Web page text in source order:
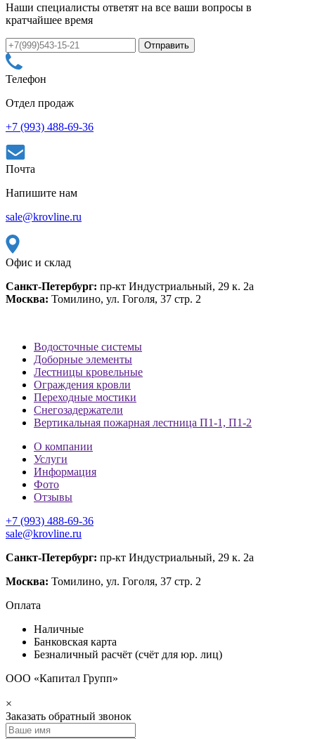
Наши специалисты ответят на все ваши вопросы в
кратчайшее время
Телефон
Отдел продаж
+7 (993) 488-69-36
Почта
Напишите нам
sale@krovline.ru
Офис и склад
Санкт-Петербург: пр-кт Индустриальный, 29 к. 2а
Москва: Томилино, ул. Гоголя, 37 стр. 2
Водосточные системы
Доборные элементы
Лестницы кровельные
Ограждения кровли
Переходные мостики
Снегозадержатели
Вертикальная пожарная лестница П1-1, П1-2
О компании
Услуги
Информация
Фото
Отзывы
+7 (993) 488-69-36
sale@krovline.ru
Санкт-Петербург: пр-кт Индустриальный, 29 к. 2а
Москва: Томилино, ул. Гоголя, 37 стр. 2
Оплата
Наличные
Банковская карта
Безналичный расчёт (счёт для юр. лиц)
ООО «Капитал Групп»
×
Заказать обратный звонок